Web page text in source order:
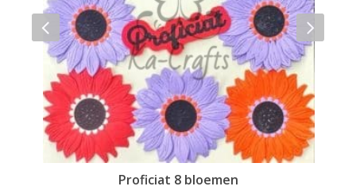
Proficiat 8 bloemen